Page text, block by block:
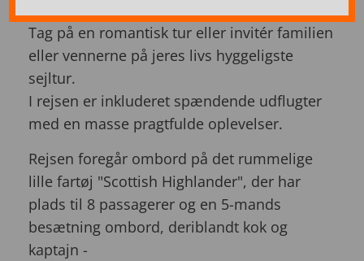
Tag på en romantisk tur eller invitér familien
eller vennerne på jeres livs hyggeligste
sejltur.
I rejsen er inkluderet spændende udflugter
med en masse pragtfulde oplevelser.
Rejsen foregår ombord på det rummelige
lille fartøj "Scottish Highlander", der har
plads til 8 passagerer og en 5-mands
besætning ombord, deriblandt kok og
kaptajn -